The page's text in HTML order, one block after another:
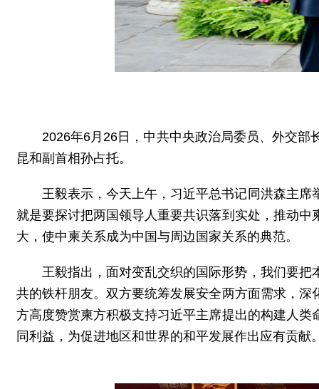
2026年6月26日，中共中央政治局委员、外交
昆和副首相孙占托。
王毅表示，今天上午，习近平总书记同洪森主
就是要探讨把两国领导人重要共识落到实处，推动
大，使中柬关系成为中国与周边国家关系的典范。
王毅指出，面对变乱交织的国际形势，我们要
共的铁杆朋友。双方要统筹发展安全两方面需求，
方高度赞赏柬方积极支持习近平主席提出的构建人
同利益，为促进地区和世界的和平发展作出应有贡献